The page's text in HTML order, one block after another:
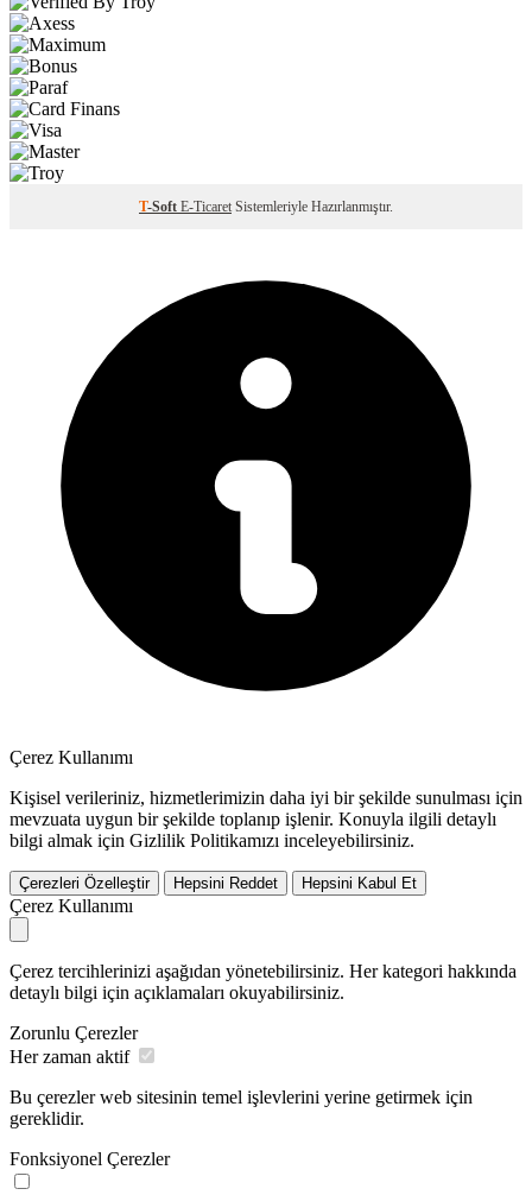
T-Soft E-Ticaret Sistemleriyle Hazırlanmıştır.
Çerez Kullanımı
Kişisel verileriniz, hizmetlerimizin daha iyi bir şekilde sunulması için
mevzuata uygun bir şekilde toplanıp işlenir. Konuyla ilgili detaylı
bilgi almak için Gizlilik Politikamızı inceleyebilirsiniz.
Çerezleri Özelleştir Hepsini Reddet Hepsini Kabul Et
Çerez Kullanımı
Çerez tercihlerinizi aşağıdan yönetebilirsiniz. Her kategori hakkında
detaylı bilgi için açıklamaları okuyabilirsiniz.
Zorunlu Çerezler
Her zaman aktif
Bu çerezler web sitesinin temel işlevlerini yerine getirmek için
gereklidir.
Fonksiyonel Çerezler